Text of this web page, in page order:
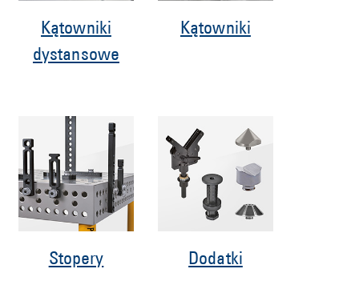
Kątowniki
dystansowe
Kątowniki
Stopery Dodatki